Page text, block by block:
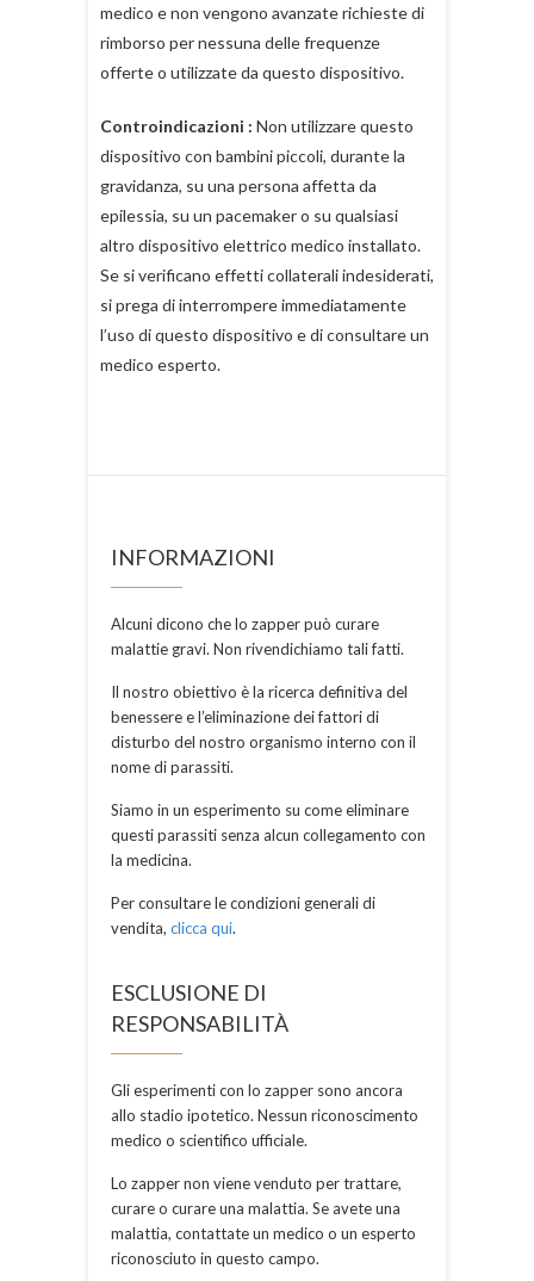
medico e non vengono avanzate richieste di
rimborso per nessuna delle frequenze
offerte o utilizzate da questo dispositivo.
Controindicazioni : Non utilizzare questo
dispositivo con bambini piccoli, durante la
gravidanza, su una persona affetta da
epilessia, su un pacemaker o su qualsiasi
altro dispositivo elettrico medico installato.
Se si verificano effetti collaterali indesiderati,
si prega di interrompere immediatamente
l’uso di questo dispositivo e di consultare un
medico esperto.
INFORMAZIONI
Alcuni dicono che lo zapper può curare
malattie gravi. Non rivendichiamo tali fatti.
Il nostro obiettivo è la ricerca definitiva del
benessere e l’eliminazione dei fattori di
disturbo del nostro organismo interno con il
nome di parassiti.
Siamo in un esperimento su come eliminare
questi parassiti senza alcun collegamento con
la medicina.
Per consultare le condizioni generali di
vendita, clicca qui.
ESCLUSIONE DI
RESPONSABILITÀ
Gli esperimenti con lo zapper sono ancora
allo stadio ipotetico. Nessun riconoscimento
medico o scientifico ufficiale.
Lo zapper non viene venduto per trattare,
curare o curare una malattia. Se avete una
malattia, contattate un medico o un esperto
riconosciuto in questo campo.